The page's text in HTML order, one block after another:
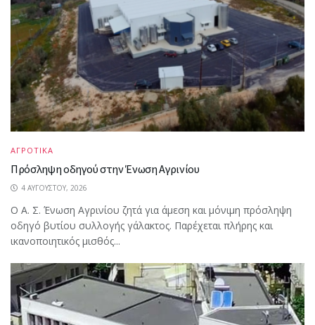
ΑΓΡΟΤΙΚΑ
Πρόσληψη οδηγού στην Ένωση Αγρινίου
4 ΑΥΓΟΎΣΤΟΥ, 2026
Ο Α. Σ. Ένωση Αγρινίου ζητά για άμεση και μόνιμη πρόσληψη
οδηγό βυτίου συλλογής γάλακτος. Παρέχεται πλήρης και
ικανοποιητικός μισθός...